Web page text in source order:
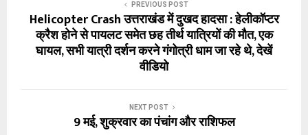
PREVIOUS POST
Helicopter Crash उत्तराखंड में दुखद हादसा : हेलीकॉप्टर
क्रैश होने से पायलट समेत छह तीर्थ यात्रियों की मौत, एक
घायल, सभी यात्री दर्शन करने गंगोत्री धाम जा रहे थे, देखें
वीडियो
NEXT POST
9 मई, शुक्रवार का पंचांग और राशिफल